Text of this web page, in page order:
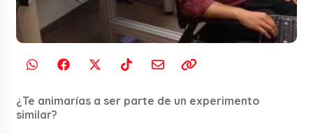
¿Te animarías a ser parte de un experimento
similar?